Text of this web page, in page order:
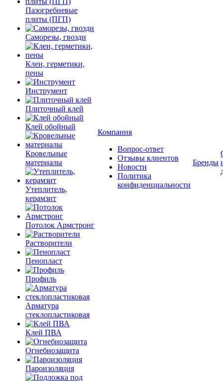
Пазогребневые
плиты (ПГП)
Саморезы, гвозди
Клеи, герметики,
пены
Инструмент
Плиточный клей
Клей обойный
Кровельные
материалы
Утеплитель,
керамзит
Потолок Армстронг
Растворители
Пенопласт
Профиль
Арматура
стеклопластиковая
Клей ПВА
Огнебиозащита
Пароизоляция
Компания
Вопрос-ответ
Отзывы клиентов
Новости
Политика
конфиденциальности
Бренды